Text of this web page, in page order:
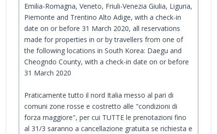
Emilia-Romagna, Veneto, Friuli-Venezia Giulia, Liguria,
Piemonte and Trentino Alto Adige, with a check-in
date on or before 31 March 2020, all reservations
made for properties in or by travellers from one of
the following locations in South Korea: Daegu and
Cheogndo County, with a check-in date on or before
31 March 2020
Praticamente tutto il nord Italia messo al pari di
comuni zone rosse e costretto alle "condizioni di
forza maggiore", per cui TUTTE le prenotazioni fino
al 31/3 saranno a cancellazione gratuita se richiesta e